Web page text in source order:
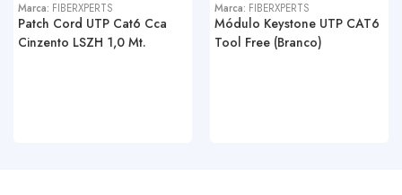
Marca: FIBERXPERTS
Patch Cord UTP Cat6 Cca
Cinzento LSZH 1,0 Mt.
Marca: FIBERXPERTS
Módulo Keystone UTP CAT6
Tool Free (Branco)